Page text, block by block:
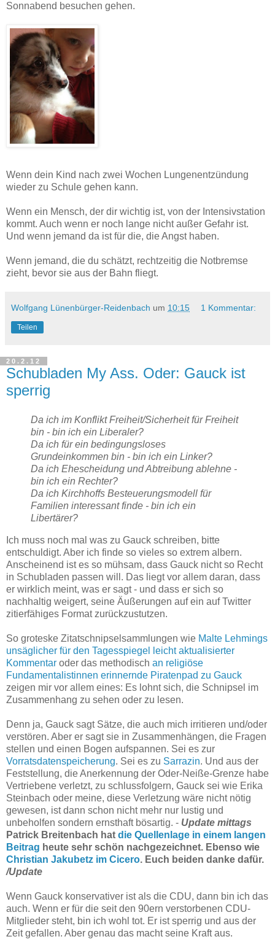
Sonnabend besuchen gehen.
Wenn dein Kind nach zwei Wochen Lungenentzündung
wieder zu Schule gehen kann.
Wenn ein Mensch, der dir wichtig ist, von der Intensivstation
kommt. Auch wenn er noch lange nicht außer Gefahr ist.
Und wenn jemand da ist für die, die Angst haben.
Wenn jemand, die du schätzt, rechtzeitig die Notbremse
zieht, bevor sie aus der Bahn fliegt.
Wolfgang Lünenbürger-Reidenbach um 10:15 1 Kommentar:
Teilen
20.2.12
Schubladen My Ass. Oder: Gauck ist
sperrig
Da ich im Konflikt Freiheit/Sicherheit für Freiheit
bin - bin ich ein Liberaler?
Da ich für ein bedingungsloses
Grundeinkommen bin - bin ich ein Linker?
Da ich Ehescheidung und Abtreibung ablehne -
bin ich ein Rechter?
Da ich Kirchhoffs Besteuerungsmodell für
Familien interessant finde - bin ich ein
Libertärer?
Ich muss noch mal was zu Gauck schreiben, bitte
entschuldigt. Aber ich finde so vieles so extrem albern.
Anscheinend ist es so mühsam, dass Gauck nicht so Recht
in Schubladen passen will. Das liegt vor allem daran, dass
er wirklich meint, was er sagt - und dass er sich so
nachhaltig weigert, seine Äußerungen auf ein auf Twitter
zitierfähiges Format zurückzustutzen.
So groteske Zitatschnipselsammlungen wie Malte Lehmings
unsäglicher für den Tagesspiegel leicht aktualisierter
Kommentar oder das methodisch an religiöse
Fundamentalistinnen erinnernde Piratenpad zu Gauck
zeigen mir vor allem eines: Es lohnt sich, die Schnipsel im
Zusammenhang zu sehen oder zu lesen.
Denn ja, Gauck sagt Sätze, die auch mich irritieren und/oder
verstören. Aber er sagt sie in Zusammenhängen, die Fragen
stellen und einen Bogen aufspannen. Sei es zur
Vorratsdatenspeicherung. Sei es zu Sarrazin. Und aus der
Feststellung, die Anerkennung der Oder-Neiße-Grenze habe
Vertriebene verletzt, zu schlussfolgern, Gauck sei wie Erika
Steinbach oder meine, diese Verletzung wäre nicht nötig
gewesen, ist dann schon nicht mehr nur lustig und
unbeholfen sondern ernsthaft bösartig. - Update mittags
Patrick Breitenbach hat die Quellenlage in einem langen
Beitrag heute sehr schön nachgezeichnet. Ebenso wie
Christian Jakubetz im Cicero. Euch beiden danke dafür.
/Update
Wenn Gauck konservativer ist als die CDU, dann bin ich das
auch. Wenn er für die seit den 90ern verstorbenen CDU-
Mitglieder steht, bin ich wohl tot. Er ist sperrig und aus der
Zeit gefallen. Aber genau das macht seine Kraft aus.